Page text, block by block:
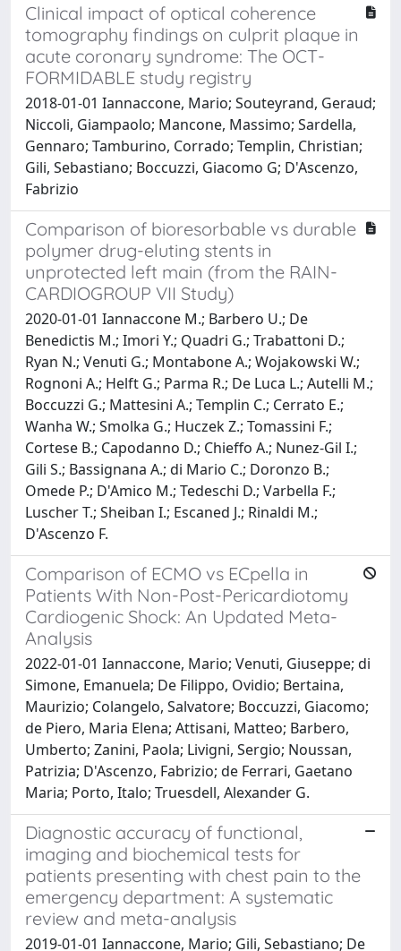
Clinical impact of optical coherence
tomography findings on culprit plaque in
acute coronary syndrome: The OCT-
FORMIDABLE study registry
2018-01-01 Iannaccone, Mario; Souteyrand, Geraud;
Niccoli, Giampaolo; Mancone, Massimo; Sardella,
Gennaro; Tamburino, Corrado; Templin, Christian;
Gili, Sebastiano; Boccuzzi, Giacomo G; D'Ascenzo,
Fabrizio
Comparison of bioresorbable vs durable
polymer drug-eluting stents in
unprotected left main (from the RAIN-
CARDIOGROUP VII Study)
2020-01-01 Iannaccone M.; Barbero U.; De
Benedictis M.; Imori Y.; Quadri G.; Trabattoni D.;
Ryan N.; Venuti G.; Montabone A.; Wojakowski W.;
Rognoni A.; Helft G.; Parma R.; De Luca L.; Autelli M.;
Boccuzzi G.; Mattesini A.; Templin C.; Cerrato E.;
Wanha W.; Smolka G.; Huczek Z.; Tomassini F.;
Cortese B.; Capodanno D.; Chieffo A.; Nunez-Gil I.;
Gili S.; Bassignana A.; di Mario C.; Doronzo B.;
Omede P.; D'Amico M.; Tedeschi D.; Varbella F.;
Luscher T.; Sheiban I.; Escaned J.; Rinaldi M.;
D'Ascenzo F.
Comparison of ECMO vs ECpella in
Patients With Non-Post-Pericardiotomy
Cardiogenic Shock: An Updated Meta-
Analysis
2022-01-01 Iannaccone, Mario; Venuti, Giuseppe; di
Simone, Emanuela; De Filippo, Ovidio; Bertaina,
Maurizio; Colangelo, Salvatore; Boccuzzi, Giacomo;
de Piero, Maria Elena; Attisani, Matteo; Barbero,
Umberto; Zanini, Paola; Livigni, Sergio; Noussan,
Patrizia; D'Ascenzo, Fabrizio; de Ferrari, Gaetano
Maria; Porto, Italo; Truesdell, Alexander G.
Diagnostic accuracy of functional,
imaging and biochemical tests for
patients presenting with chest pain to the
emergency department: A systematic
review and meta-analysis
2019-01-01 Iannaccone, Mario; Gili, Sebastiano; De